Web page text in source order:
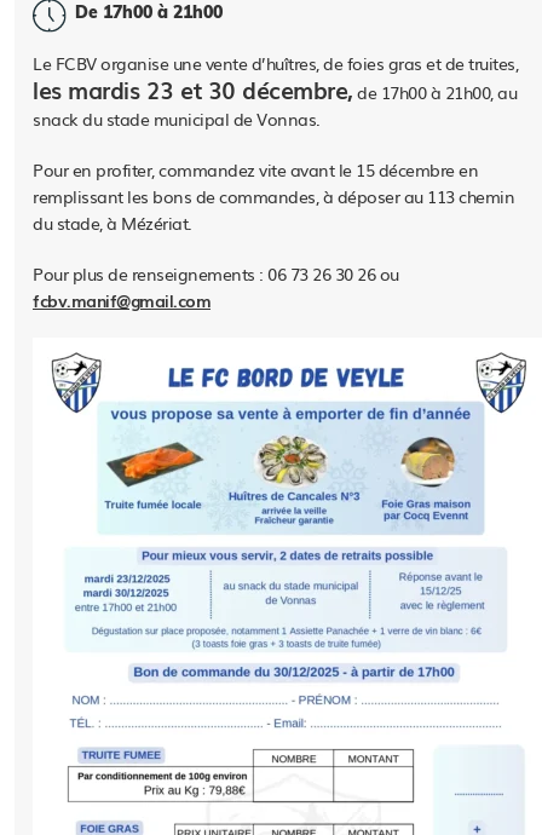
De 17h00 à 21h00
Le FCBV organise une vente d’huîtres, de foies gras et de truites,
les mardis 23 et 30 décembre, de 17h00 à 21h00, au
snack du stade municipal de Vonnas.
Pour en profiter, commandez vite avant le 15 décembre en
remplissant les bons de commandes, à déposer au 113 chemin
du stade, à Mézériat.
Pour plus de renseignements : 06 73 26 30 26 ou
fcbv.manif@gmail.com